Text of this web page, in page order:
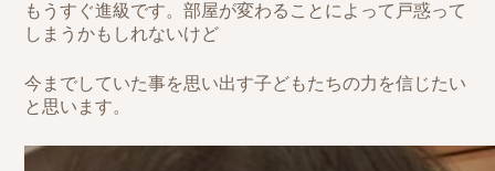
もうすぐ進級です。部屋が変わることによって戸惑って
しまうかもしれないけど
今までしていた事を思い出す子どもたちの力を信じたい
と思います。